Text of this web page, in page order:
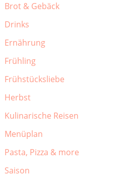
Brot & Gebäck
Drinks
Ernährung
Frühling
Frühstücksliebe
Herbst
Kulinarische Reisen
Menüplan
Pasta, Pizza & more
Saison